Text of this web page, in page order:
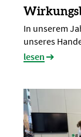
In unserem
unseres
lesen